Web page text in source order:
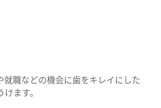
就職などの機会に歯をキレイにした
ます。